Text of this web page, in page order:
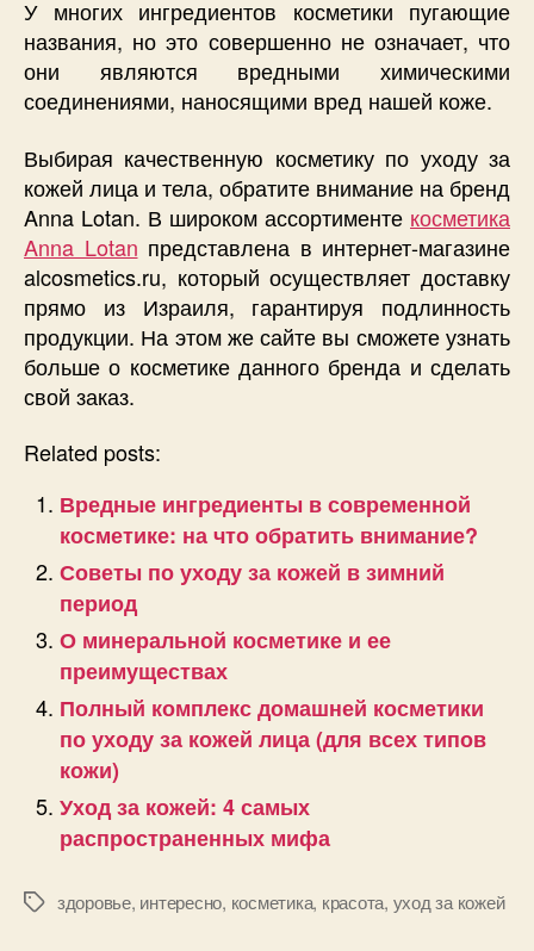
У многих ингредиентов косметики пугающие
названия, но это совершенно не означает, что
они являются вредными химическими
соединениями, наносящими вред нашей коже.
Выбирая качественную косметику по уходу за
кожей лица и тела, обратите внимание на бренд
Anna Lotan. В широком ассортименте косметика
Anna Lotan представлена в интернет-магазине
alcosmetics.ru, который осуществляет доставку
прямо из Израиля, гарантируя подлинность
продукции. На этом же сайте вы сможете узнать
больше о косметике данного бренда и сделать
свой заказ.
Related posts:
Вредные ингредиенты в современной
косметике: на что обратить внимание?
Советы по уходу за кожей в зимний
период
О минеральной косметике и ее
преимуществах
Полный комплекс домашней косметики
по уходу за кожей лица (для всех типов
кожи)
Уход за кожей: 4 самых
распространенных мифа
Позначки
здоровье, интересно, косметика, красота, уход за кожей